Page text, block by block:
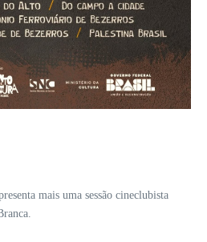
mais uma sessão cineclubista